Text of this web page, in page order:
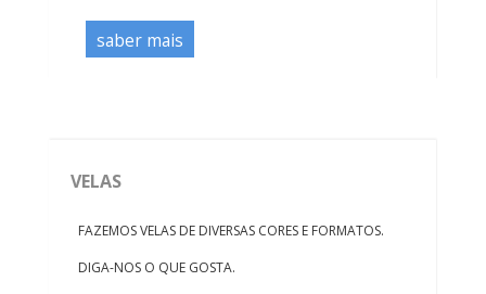
saber mais
VELAS
FAZEMOS VELAS DE DIVERSAS CORES E FORMATOS.
DIGA-NOS O QUE GOSTA.